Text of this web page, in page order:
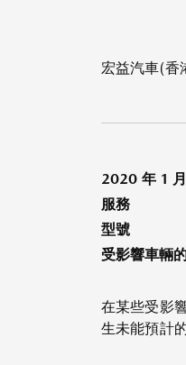
宏益汽車(香
2020 年 1
服務
型號
受影響車輛
在某些受影
生未能預計